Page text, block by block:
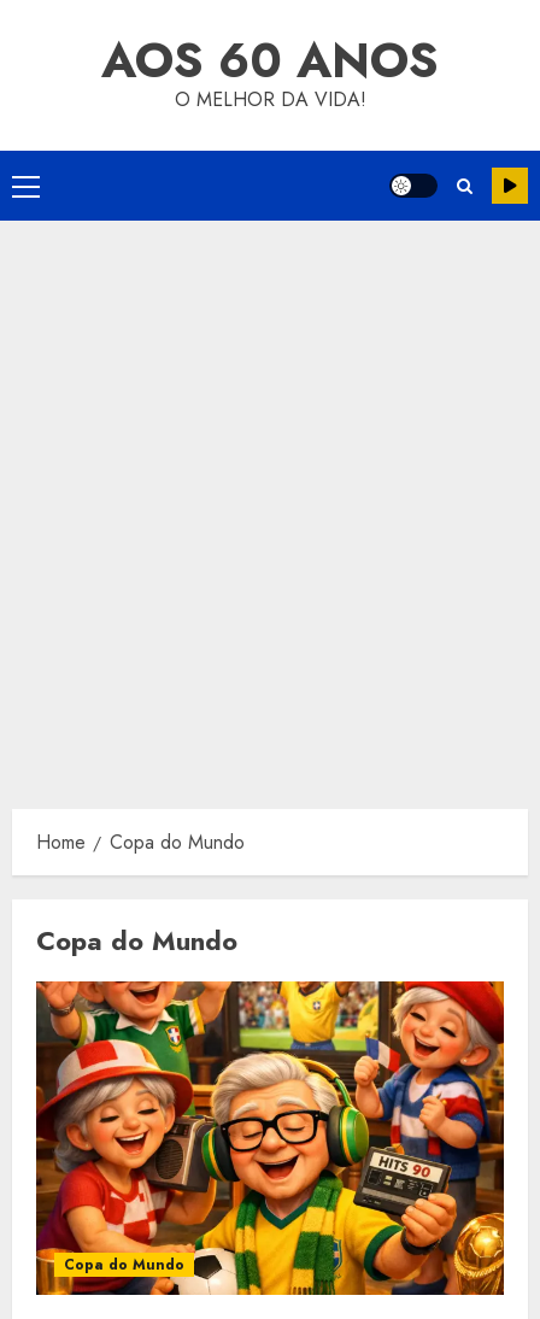
AOS 60 ANOS
O MELHOR DA VIDA!
Primary
Menu
Home Copa do Mundo
Copa do Mundo
Copa do Mundo